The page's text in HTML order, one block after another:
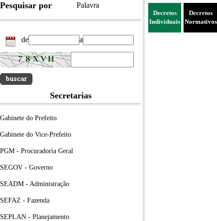
Pesquisar por Palavra
de a
Secretarias
Gabinete do Prefeito
Gabinete do Vice-Prefeito
PGM - Procuradoria Geral
SEGOV - Governo
SEADM - Administração
SEFAZ - Fazenda
SEPLAN - Planejamento
Decretos
Individuais
Decretos
Normativos